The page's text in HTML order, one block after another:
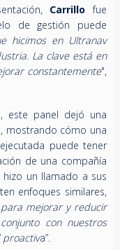
Carrillofue
de gestión puede
hicimos en Ultranav
La clave está en
constantemente",
, este panel dejó una
mostrando cómo una
puede tener
de una compañía
hizo un llamado a sus
enfoques similares,
mejorar y reducir
con nuestros
proactiva”.